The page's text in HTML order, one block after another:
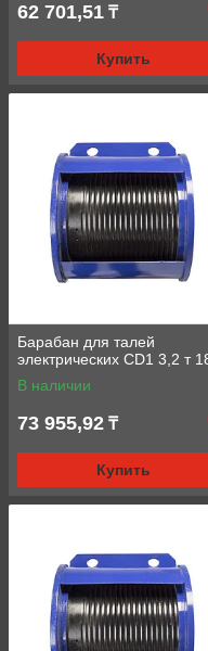
62 701,51 ₸
Купить
Барабан для талей
электрических CD1 3,2 т
В наличии
73 955,92 ₸
Купить